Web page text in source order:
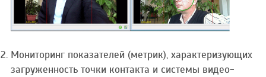
Мониторинг показателей (метрик), характеризующих
загруженность точки контакта и системы видео-